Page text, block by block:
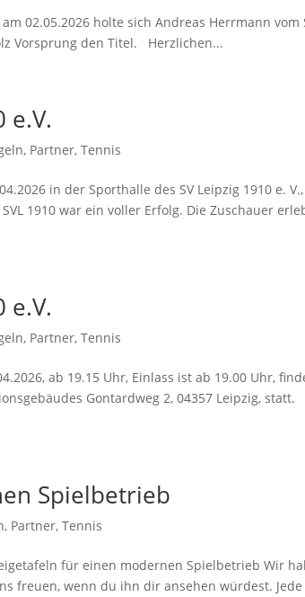
02.05.2026 holte sich Andreas Herrmann vom
Vorsprung den Titel. Herzlichen...
e.V.
, Partner,Tennis
in der Sporthalle des SV Leipzig 1910 e. V.,
1910 war ein voller Erfolg. Die Zuschauer
e.V.
, Partner,Tennis
ab 19.15 Uhr, Einlass ist ab 19.00 Uhr,
Gontardweg 2, 04357 Leipzig, statt.
Spielbetrieb
, Partner,Tennis
für einen modernen Spielbetrieb Wir
freuen, wenn du ihn dir ansehen würdest. Jede